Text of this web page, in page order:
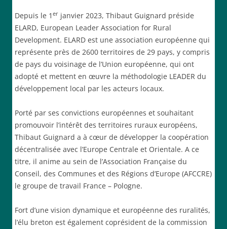
Depuis le 1 er janvier 2023, Thibaut Guignard préside
ELARD, European Leader Association for Rural
Development. ELARD est une association européenne qui
représente près de 2600 territoires de 29 pays, y compris
de pays du voisinage de l’Union européenne, qui ont
adopté et mettent en œuvre la méthodologie LEADER du
développement local par les acteurs locaux.
Porté par ses convictions européennes et souhaitant
promouvoir l’intérêt des territoires ruraux européens,
Thibaut Guignard a à cœur de développer la coopération
décentralisée avec l’Europe Centrale et Orientale. A ce
titre, il anime au sein de l’Association Française du
Conseil, des Communes et des Régions d’Europe (AFCCRE)
le groupe de travail France – Pologne.
Fort d’une vision dynamique et européenne des ruralités,
l’élu breton est également coprésident de la commission